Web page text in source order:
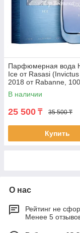
Парфюмерная вода
Ice от Rasasi
2018 от Rabanne,
В наличии
25 500 ₸ 35 500 ₸
Купить
О нас
Рейтинг не
Менее 5